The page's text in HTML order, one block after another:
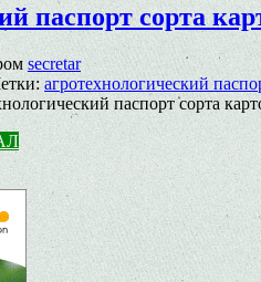
паспорт сорта
secretar
агротехнологический
паспорт сорта